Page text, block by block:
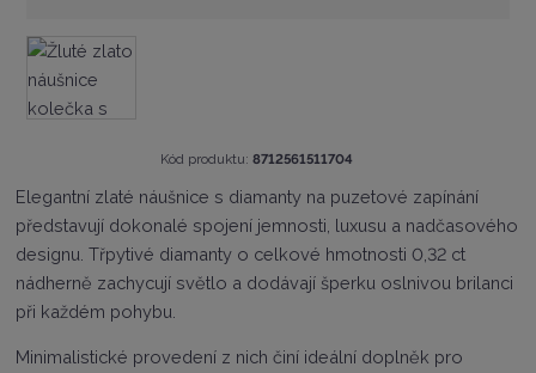
Kód produktu:8712561511704
d
v
o
e
Elegantní zlaté náušnice s diamanty na puzetové zapínání
představují dokonalé spojení jemnosti, luxusu a nadčasového
designu. Třpytivé diamanty o celkové hmotnosti 0,32 ct
nádherně zachycují světlo a dodávají šperku oslnivou brilanci
při každém pohybu.
Minimalistické provedení z nich činí ideální doplněk pro